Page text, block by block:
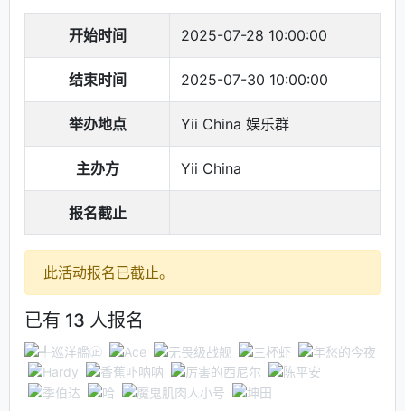
开始时间 2025-07-28 10:00:00
结束时间 2025-07-30 10:00:00
举办地点 Yii China 娱乐群
主办方 Yii China
报名截止
此活动报名已截止。
已有 13 人报名